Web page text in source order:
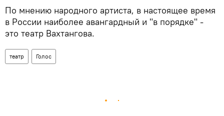
По мнению народного артиста, в настоящее время
в России наиболее авангардный и "в порядке" -
это театр Вахтангова.
театр Голос